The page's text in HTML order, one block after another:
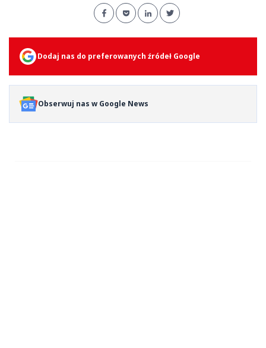
Dodaj nas do preferowanych źródeł Google
Obserwuj nas w Google News